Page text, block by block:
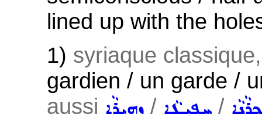
lined up with the
1) syriaque
gardien / un garde /
aussi
/ /